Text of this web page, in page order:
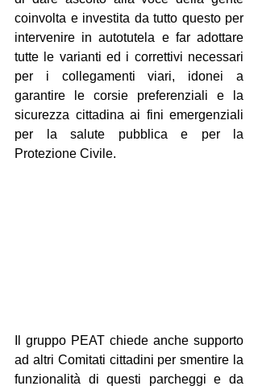
coinvolta e investita da tutto questo per
intervenire in autotutela e far adottare
tutte le varianti ed i correttivi necessari
per i collegamenti viari, idonei a
garantire le corsie preferenziali e la
sicurezza cittadina ai fini emergenziali
per la salute pubblica e per la
Protezione Civile.
Il gruppo PEAT chiede anche supporto
ad altri Comitati cittadini per smentire la
funzionalità di questi parcheggi e da